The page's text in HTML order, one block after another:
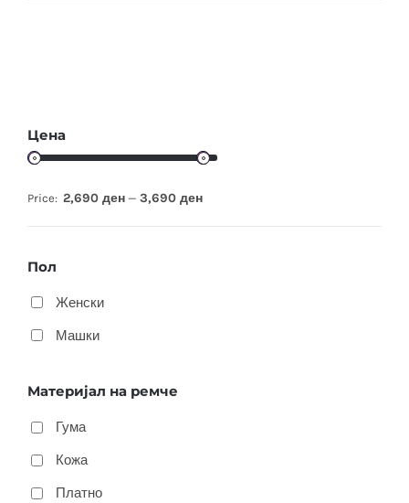
Цена
Price: 2,690 ден — 3,690 ден
Пол
Женски
Машки
Материјал на ремче
Гума
Кожа
Платно